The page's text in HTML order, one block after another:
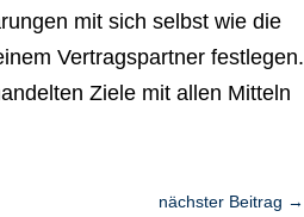
mit sich selbst wie die
Vertragspartner festlegen.
Ziele mit allen Mitteln
nächster Beitrag →